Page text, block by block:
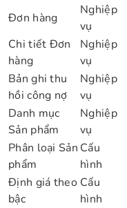
Đơn hàng
Nghiệp
vụ
Chi tiết Đơn
hàng
Nghiệp
vụ
Bản ghi thu
hồi công nợ
Nghiệp
vụ
Danh mục
Sản phẩm
Nghiệp
vụ
Phân loại Sản
phẩm
Cấu
hình
Định giá theo
bậc
Cấu
hình